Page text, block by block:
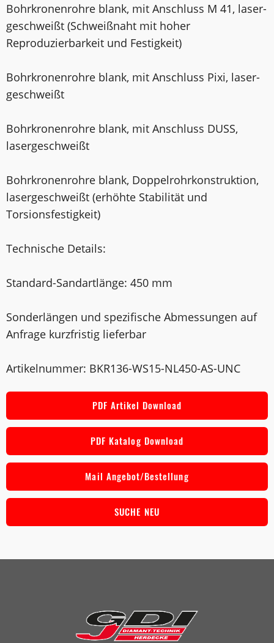
Bohrkronenrohre blank, mit Anschluss M 41, laser­
geschweißt (Schweißnaht mit hoher
Reproduzierbarkeit und Festigkeit)
Bohrkronenrohre blank, mit Anschluss Pixi, laser­
geschweißt
Bohrkronenrohre blank, mit Anschluss DUSS,
laser­geschweißt
Bohrkronenrohre blank, Doppelrohrkonstruktion,
laser­geschweißt (erhöhte Stabilität und
Torsionsfestigkeit)
Technische Details:
Standard-Sandartlänge: 450 mm
Sonderlängen und spezifische Abmessungen auf
Anfrage kurzfristig lieferbar
Artikelnummer: BKR136-WS15-NL450-AS-UNC
PDF Artikel Download
PDF Katalog Download
Mail Angebot/Bestellung
SUCHE NEU